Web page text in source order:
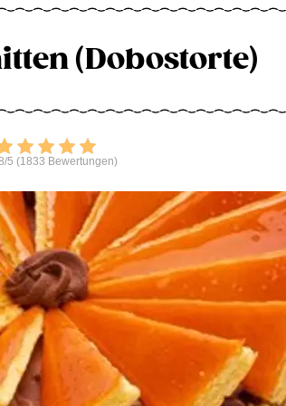
(Dobostorte)
Bewerten
5 (1833 Bewertungen)